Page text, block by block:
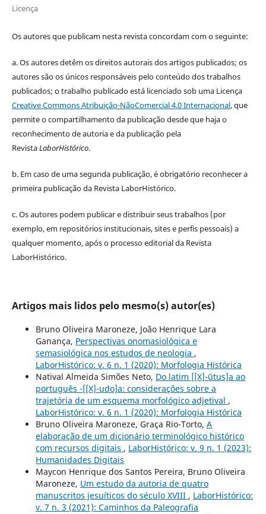
Licença
Os autores que publicam nesta revista concordam com o seguinte:
a.Os autores detêm os direitos autorais dos artigos publicados; os
autores são os únicos responsáveis pelo conteúdo dos trabalhos
publicados; o trabalho publicado está licenciado sob uma Licença
Creative Commons Atribuição-NãoComercial 4.0 Internacional, que
permite o compartilhamento da publicação desde que haja o
reconhecimento de autoria e da publicação pela
RevistaLaborHistórico.
b. Em caso de uma segunda publicação, é obrigatório reconhecer a
primeira publicação da Revista LaborHistórico.
c. Os autores podem publicar e distribuir seus trabalhos (por
exemplo, em repositórios institucionais, sites e perfis pessoais) a
qualquer momento, após o processo editorial da Revista
LaborHistórico.
Artigos mais lidos pelo mesmo(s) autor(es)
Bruno Oliveira Maroneze, João Henrique Lara
Ganança, Perspectivas onomasiológica e
semasiológica nos estudos de neologia ,
LaborHistórico: v. 6 n. 1 (2020): Morfologia Histórica
Natival Almeida Simões Neto, Do latim [[X]-ūtus]a ao
português -[[X]-udo]a: considerações sobre a
trajetória de um esquema morfológico adjetival ,
LaborHistórico: v. 6 n. 1 (2020): Morfologia Histórica
Bruno Oliveira Maroneze, Graça Rio-Torto, A
elaboração de um dicionário terminológico histórico
com recursos digitais , LaborHistórico: v. 9 n. 1 (2023):
Humanidades Digitais
Maycon Henrique dos Santos Pereira, Bruno Oliveira
Maroneze, Um estudo da autoria de quatro
manuscritos jesuíticos do século XVIII , LaborHistórico:
v. 7 n. 3 (2021): Caminhos da Paleografia